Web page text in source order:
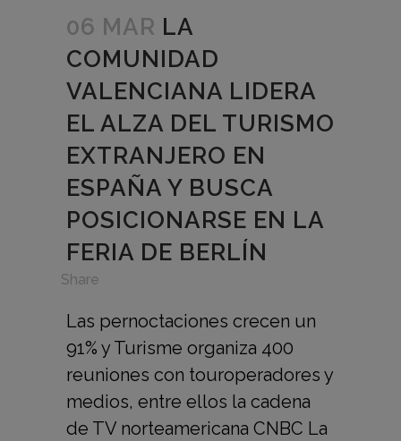
06 MAR LA
COMUNIDAD
VALENCIANA LIDERA
EL ALZA DEL TURISMO
EXTRANJERO EN
ESPAÑA Y BUSCA
POSICIONARSE EN LA
FERIA DE BERLÍN
Share
Las pernoctaciones crecen un
91% y Turisme organiza 400
reuniones con touroperadores y
medios, entre ellos la cadena
de TV norteamericana CNBC La